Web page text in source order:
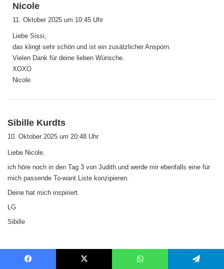
Nicole
t
:
11. Oktober 2025 um 10:45 Uhr
Liebe Sissi,
das klingt sehr schön und ist ein zusätzlicher Ansporn.
Vielen Dank für deine lieben Wünsche.
XOXO
Nicole
Sibille Kurdts
:
10. Oktober 2025 um 20:48 Uhr
Liebe Nicole,
ich höre noch in den Tag 3 von Judith und werde mir ebenfalls eine für
mich passende To-want Liste konzipieren.
Deine hat mich inspiriert.
LG
Sibille
Nicole